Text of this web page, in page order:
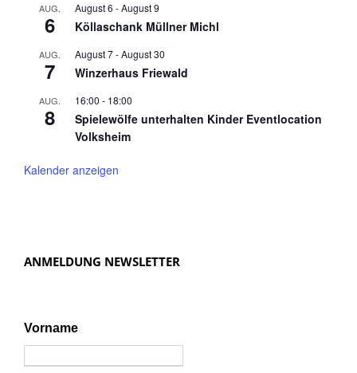
AUG.
6
August 6 -August 9
Köllaschank Müllner Michl
AUG.
7
August 7-August 30
Winzerhaus Friewald
AUG.
8
16:00 - 18:00
Spielewölfe unterhalten Kinder Eventlocation
Volksheim
Kalender anzeigen
ANMELDUNG NEWSLETTER
Vorname